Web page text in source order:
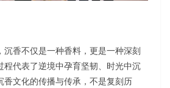
沉香不仅是一种香料，更是一种深刻
程代表了逆境中孕育坚韧、时光中沉
香文化的传播与传承，不是复刻历